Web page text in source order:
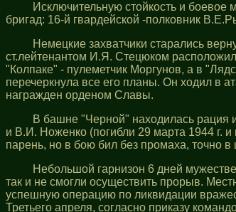
Исключительную стойкость и
бригад: 16-й гвардейской -полковник
Немецкие захватчики старались
ст.лейтенантом И.Я. Стецюком
"Колпаке" - пулеметчик Моргунов, а в
перечеркнула все его планы. Он ходил в
награжден орденом Славы.
В башне "Черной" находилась рация
и В.И. Ноженко (погибли 29 марта 1944 г.
парень, но в бою бил без промаха, точно
Небольшой гарнизон 6 дней
так и не смогли осуществить прорыв.
успешную операцию по ликвидации
Третьего апреля, согласно приказу